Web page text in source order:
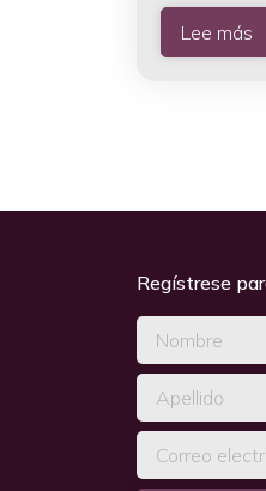
Lee más
Regístrese